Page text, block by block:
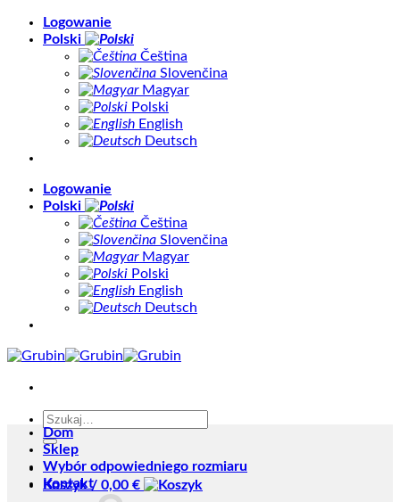
Skip
Logowanie
Polski
Čeština
Slovenčina
Magyar
Polski
English
Deutsch
Logowanie
Polski
Čeština
Slovenčina
Magyar
Polski
English
Deutsch
Szukaj:
Koszyk / 0,00 €
Dom
Sklep
Wybór odpowiedniego rozmiaru
Kontakt